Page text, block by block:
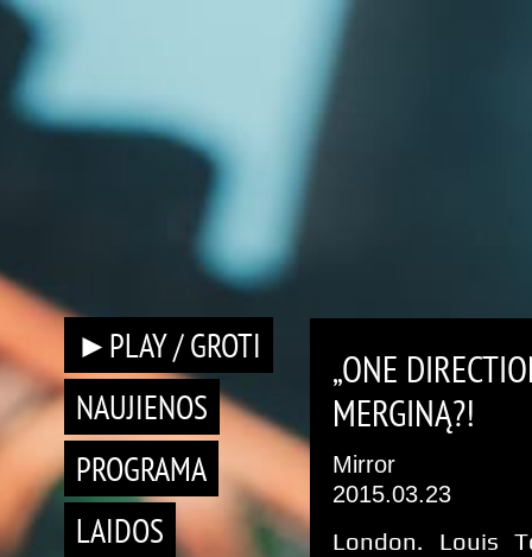
►PLAY / GROTI
NAUJIENOS
PROGRAMA
LAIDOS
„ONE
MERGINĄ?!
Mirror
2015.03.23
London. Louis